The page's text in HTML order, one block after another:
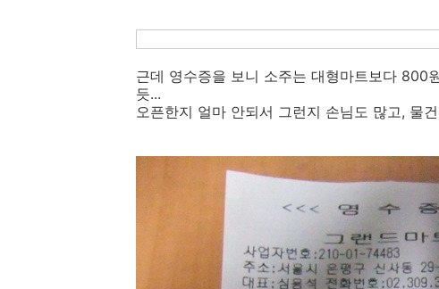
근데 영수증을 보니 소주는 대형마트보다 800
듯...
오픈한지 얼마 안되서 그런지 손님도 많고, 물